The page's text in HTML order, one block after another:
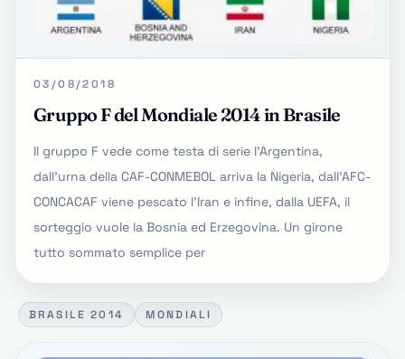
03/08/2018
Gruppo F del Mondiale 2014 in Brasile
Il gruppo F vede come testa di serie l'Argentina,
dall'urna della CAF-CONMEBOL arriva la Nigeria, dall'AFC-
CONCACAF viene pescato l'Iran e infine, dalla UEFA, il
sorteggio vuole la Bosnia ed Erzegovina. Un girone
tutto sommato semplice per
BRASILE 2014 MONDIALI